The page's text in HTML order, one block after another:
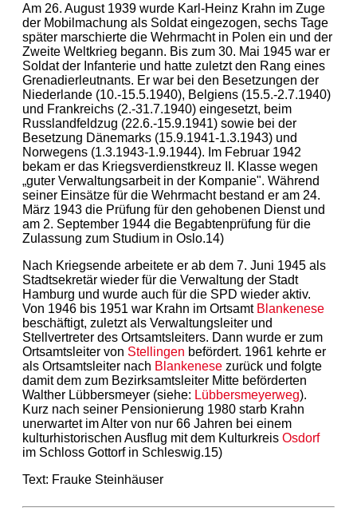
Am 26. August 1939 wurde Karl-Heinz Krahn im Zuge
der Mobilmachung als Soldat eingezogen, sechs Tage
später marschierte die Wehrmacht in Polen ein und der
Zweite Weltkrieg begann. Bis zum 30. Mai 1945 war er
Soldat der Infanterie und hatte zuletzt den Rang eines
Grenadierleutnants. Er war bei den Besetzungen der
Niederlande (10.-15.5.1940), Belgiens (15.5.-2.7.1940)
und Frankreichs (2.-31.7.1940) eingesetzt, beim
Russlandfeldzug (22.6.-15.9.1941) sowie bei der
Besetzung Dänemarks (15.9.1941-1.3.1943) und
Norwegens (1.3.1943-1.9.1944). Im Februar 1942
bekam er das Kriegsverdienstkreuz II. Klasse wegen
„guter Verwaltungsarbeit in der Kompanie". Während
seiner Einsätze für die Wehrmacht bestand er am 24.
März 1943 die Prüfung für den gehobenen Dienst und
am 2. September 1944 die Begabtenprüfung für die
Zulassung zum Studium in Oslo.14)
Nach Kriegsende arbeitete er ab dem 7. Juni 1945 als
Stadtsekretär wieder für die Verwaltung der Stadt
Hamburg und wurde auch für die SPD wieder aktiv.
Von 1946 bis 1951 war Krahn im Ortsamt Blankenese
beschäftigt, zuletzt als Verwaltungsleiter und
Stellvertreter des Ortsamtsleiters. Dann wurde er zum
Ortsamtsleiter von Stellingen befördert. 1961 kehrte er
als Ortsamtsleiter nach Blankenese zurück und folgte
damit dem zum Bezirksamtsleiter Mitte beförderten
Walther Lübbersmeyer (siehe: Lübbersmeyerweg).
Kurz nach seiner Pensionierung 1980 starb Krahn
unerwartet im Alter von nur 66 Jahren bei einem
kulturhistorischen Ausflug mit dem Kulturkreis Osdorf
im Schloss Gottorf in Schleswig.15)
Text: Frauke Steinhäuser